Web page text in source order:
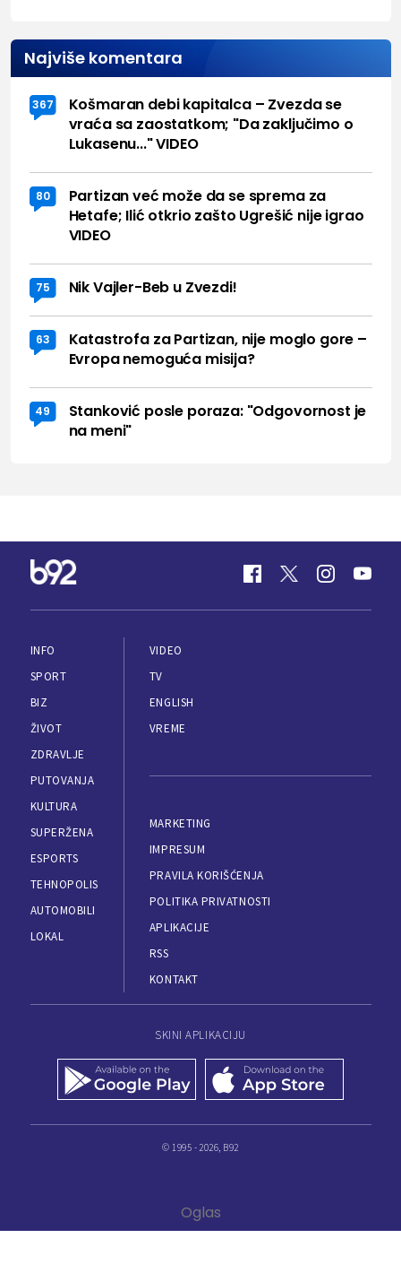
Najviše komentara
367
Košmaran debi kapitalca – Zvezda se
vraća sa zaostatkom; "Da zaključimo o
Lukasenu..." VIDEO
80
Partizan već može da se sprema za
Hetafe; Ilić otkrio zašto Ugrešić nije igrao
VIDEO
75 Nik Vajler-Beb u Zvezdi!
63
Katastrofa za Partizan, nije moglo gore –
Evropa nemoguća misija?
49
Stanković posle poraza: "Odgovornost je
na meni"
INFO
SPORT
BIZ
ŽIVOT
ZDRAVLJE
PUTOVANJA
KULTURA
SUPERŽENA
ESPORTS
TEHNOPOLIS
AUTOMOBILI
LOKAL
VIDEO
TV
ENGLISH
VREME
MARKETING
IMPRESUM
PRAVILA KORIŠĆENJA
POLITIKA PRIVATNOSTI
APLIKACIJE
RSS
KONTAKT
SKINI APLIKACIJU
© 1995 - 2026, B92